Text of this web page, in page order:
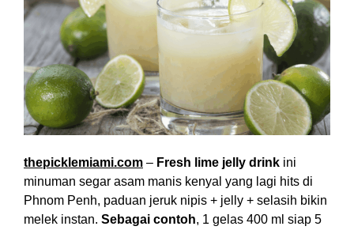
thepicklemiami.com – Fresh lime jelly drink ini
minuman segar asam manis kenyal yang lagi hits di
Phnom Penh, paduan jeruk nipis + jelly + selasih bikin
melek instan. Sebagai contoh, 1 gelas 400 ml siap 5